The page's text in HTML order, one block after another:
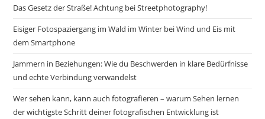
Das Gesetz der Straße! Achtung bei Streetphotography!
Eisiger Fotospaziergang im Wald im Winter bei Wind und Eis mit
dem Smartphone
Jammern in Beziehungen: Wie du Beschwerden in klare Bedürfnisse
und echte Verbindung verwandelst
Wer sehen kann, kann auch fotografieren – warum Sehen lernen
der wichtigste Schritt deiner fotografischen Entwicklung ist